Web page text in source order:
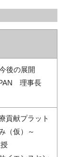
後の展開
理事長
貢献プラット
（仮）～